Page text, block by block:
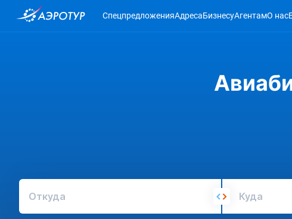
СпецпредложенияАдресаБизнесуАгентамО нас
Откуда Куда